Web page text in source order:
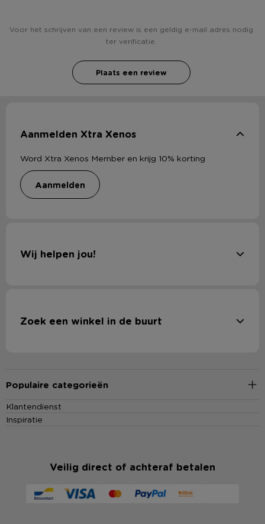
Voor het schrijven van een review is een geldig e-mail adres nodig
ter verificatie.
Plaats een review
Aanmelden Xtra Xenos
Word Xtra Xenos Member en krijg 10% korting
aanmelden
Wij helpen jou!
Zoek een winkel in de buurt
Populaire categorieën
Klantendienst
Inspiratie
Veilig direct of achteraf betalen